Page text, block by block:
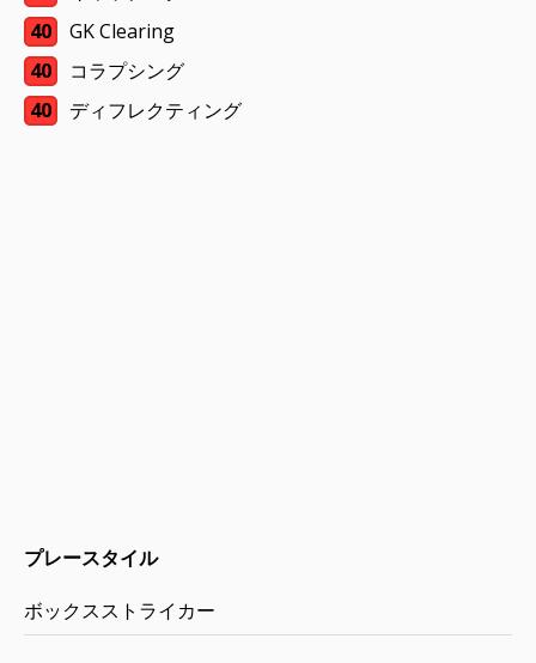
40
GK Clearing
40
コラプシング
40
ディフレクティング
プレースタイル
ボックスストライカー